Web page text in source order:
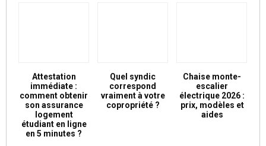
Attestation
immédiate :
comment obtenir
son assurance
logement
étudiant en ligne
en 5 minutes ?
Quel syndic
correspond
vraiment à votre
copropriété ?
Chaise monte-
escalier
électrique 2026 :
prix, modèles et
aides